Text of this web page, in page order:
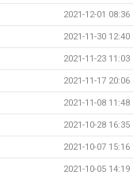
2021-12-01 08:36
2021-11-30 12:40
2021-11-23 11:03
2021-11-17 20:06
2021-11-08 11:48
2021-10-28 16:35
2021-10-07 15:16
2021-10-05 14:19